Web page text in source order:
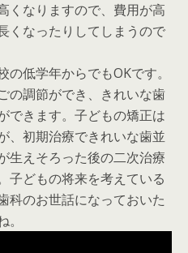
くなりますので、費用が高
くなったりしてしまうので
低学年からでもOKです。
の調節ができ、きれいな歯
できます。子どもの矯正は
、初期治療できれいな歯並
生えそろった後の二次治療
子どもの将来を考えている
科のお世話になっておいた